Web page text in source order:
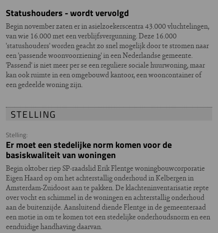
Statushouders - wordt vervolgd
Begin november zaten er in asielzoekerscentra 43.000 vluchtelingen,
van wie 16.000 met een verblijfsvergunning. Deze 16.000
'statushouders' worden geacht zo snel mogelijk door te stromen naar
een 'passende woonvoorziening' in een Nederlandse gemeente.
'Passend' is niet meer per se een reguliere sociale huurwoning, maar
kan ook ruimte in een omgebouwd kantoor, een wooncontainer of
een gedeelde woning zijn.
STELLING
Stelling:
Er moet een stedelijke norm komen voor de
basiskwaliteit van woningen
Begin oktober riep SP-raadslid Erik Flentge woningbouwcorporatie
Eigen Haard op om het achterstallig onderhoud in Kelbergen in
Amsterdam-Zuidoost aan te pakken. De klachteninventarisatie repte
over vocht en schimmel in de woningen en achterstallig onderhoud
aan de buitenzijde. Aansluitend diende Flentge in de gemeenteraad
een motie in om te komen tot een stedelijke onderhoudsnorm en een
eenduidige handhaving daarvan.